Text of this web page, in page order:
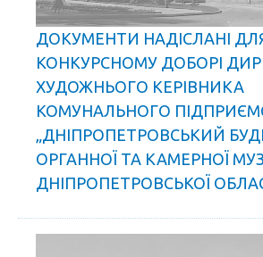
ДОКУМЕНТИ НАДІСЛАНІ
КОНКУРСНОМУ ДОБОРІ
ХУДОЖНЬОГО КЕРІВНИКА
КОМУНАЛЬНОГО
„ДНІПРОПЕТРОВСЬКИЙ
ОРГАННОЇ ТА КАМЕРНОЇ
ДНІПРОПЕТРОВСЬКОЇ